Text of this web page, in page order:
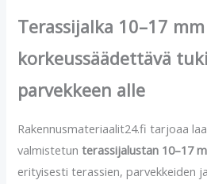
Terassijalka 10–17
korkeussäädettävä
parvekkeen alle
Rakennusmateriaalit24.fi tarjoaa
valmistetunterassijalustan 10–17
erityisesti terassien, parvekkeiden